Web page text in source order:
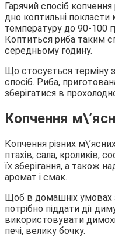
Гарячий спосіб
дно коптильні покласти
температуру до 90-100
Коптиться риба таким
середньому годину.
Що стосується терміну
спосіб. Риба,
зберігатися в
Копчення
Копчення різних
птахів, сала, кроликів,
їх зберігання, а також
аромат і смак.
Щоб в домашніх умовах
потрібно піддати дії
використовувати
печі, велику бочку.